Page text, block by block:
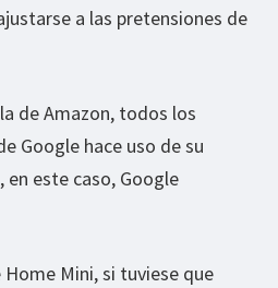
a las pretensiones de
de Amazon, todos los
Google hace uso de su
este caso, Google
Mini, si tuviese que